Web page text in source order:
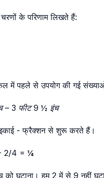
के परिणाम लिखते हैं:
में पहले से उपयोग की गई
– 3 फीट 9 ½ इंच
- फ्रैक्शन से शुरू करते हैं।
4 = ¼
को घटाना। हम 2 में से 9 नहीं